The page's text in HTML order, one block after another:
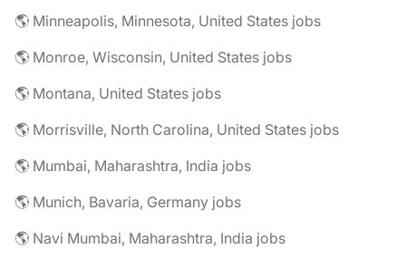
🌎 Minneapolis, Minnesota, United States jobs
🌎 Monroe, Wisconsin, United States jobs
🌎 Montana, United States jobs
🌎 Morrisville, North Carolina, United States jobs
🌎 Mumbai, Maharashtra, India jobs
🌎 Munich, Bavaria, Germany jobs
🌎 Navi Mumbai, Maharashtra, India jobs